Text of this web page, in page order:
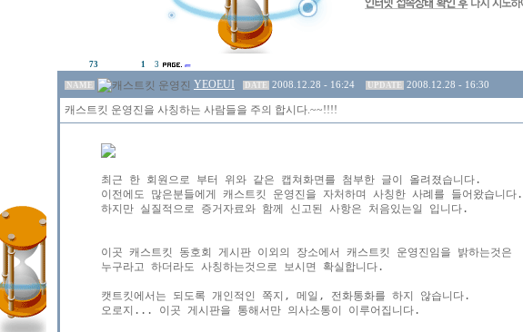
73 1 3
NAME YEOEUI DATE 2008.12.28 - 16:24 UPDATE 2008.12.28 - 16:30
캐스트킷 운영진을 사칭하는 사람들을 주의 합시다.~~!!!!
최근 한 회원으로 부터 위와 같은 캡쳐화면를 첨부한 글이 올려졌습니다.
이전에도 많은분들에게 캐스트킷 운영진을 자처하며 사칭한 사례를 들어왔습니다.
하지만 실질적으로 증거자료와 함께 신고된 사항은 처음있는일 입니다.
이곳 캐스트킷 동호회 게시판 이외의 장소에서 캐스트킷 운영진임을 밝하는것은
누구라고 하더라도 사칭하는것으로 보시면 확실합니다.
캣트킷에서는 되도록 개인적인 쪽지, 메일, 전화통화를 하지 않습니다.
오로지... 이곳 게시판을 통해서만 의사소통이 이루어집니다.